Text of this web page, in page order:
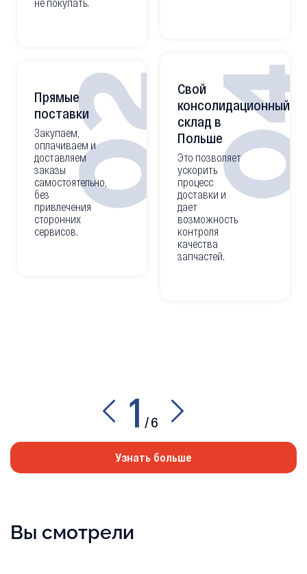
02
Прямые
поставки
Закупаем,
оплачиваем и
доставляем
заказы
самостоятельно,
без
привлечения
сторонних
сервисов.
Свой
консолидационный
склад в
Польше
Это позволяет
ускорить
процесс
доставки и
дает
возможность
контроля
качества
запчастей.
1 /6
Узнать больше
Вы смотрели